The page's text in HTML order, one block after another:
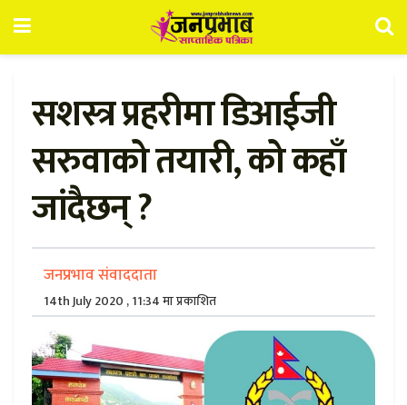
सशस्त्र प्रहरीमा डिआईजी
सरुवाको तयारी, को कहाँ
जांदैछन् ?
जनप्रभाव संवाददाता
14th July 2020 , 11:34 मा प्रकाशित